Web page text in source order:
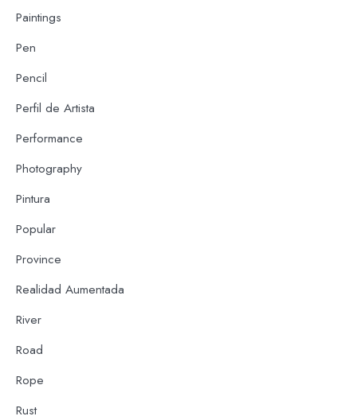
Paintings
Pen
Pencil
Perfil de Artista
Performance
Photography
Pintura
Popular
Province
Realidad Aumentada
River
Road
Rope
Rust